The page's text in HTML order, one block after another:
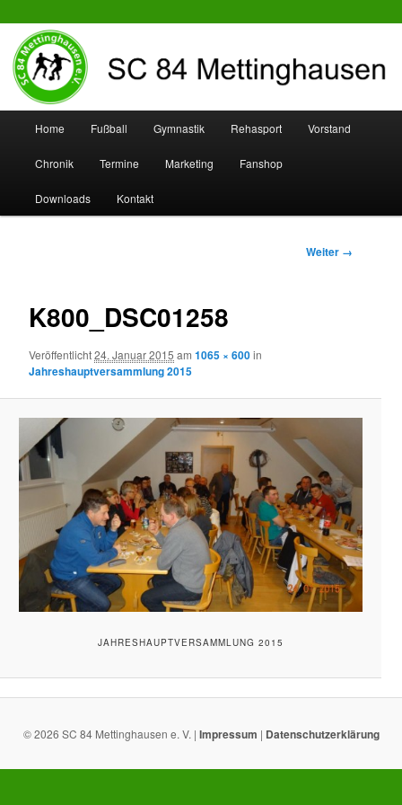
SC 84 Mettinghausen
Zum
Inhalt
wechseln
Zum
sekundären
Inhalt
Home Fußball Gymnastik Rehasport Vorstand
Chronik Termine Marketing Fanshop
Downloads Kontakt
Bilder-
Weiter →
K800_DSC01258
Veröffentlicht24. Januar 2015 am1065 × 600in
Jahreshauptversammlung 2015
JAHRESHAUPTVERSAMMLUNG 2015
© 2026 SC 84 Mettinghausen e. V. | Impressum | Datenschutzerklärung